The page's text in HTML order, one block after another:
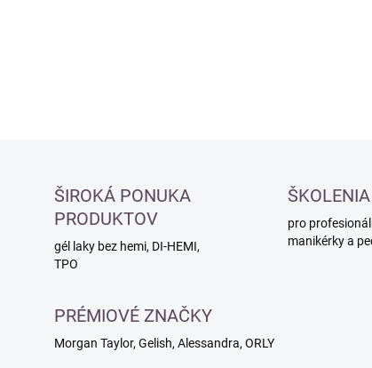
ŠIROKÁ PONUKA
PRODUKTOV
gél laky bez hemi, DI-HEMI,
TPO
ŠKOLENIA
pro
manikérky a
PRÉMIOVÉ ZNAČKY
Morgan Taylor, Gelish, Alessandra, ORLY